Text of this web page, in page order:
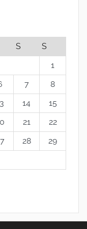
S
S
1
7
8
14
15
21
22
28
29